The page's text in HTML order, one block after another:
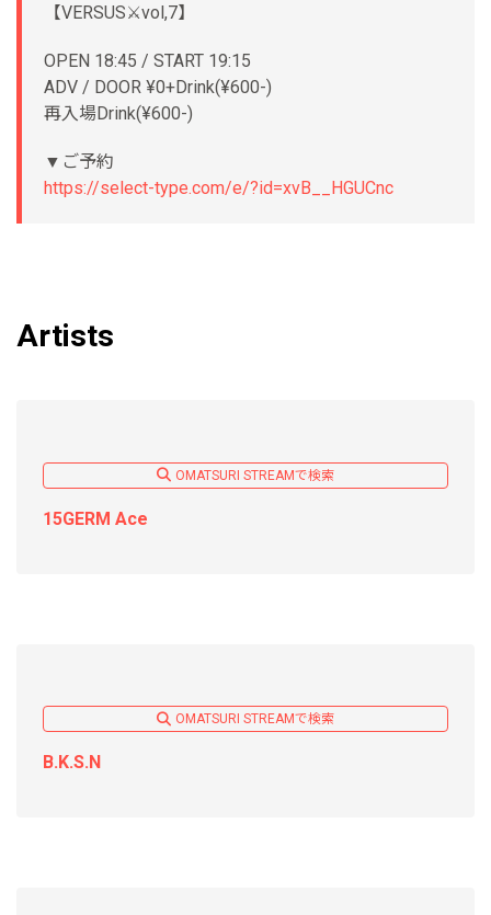
【VERSUS⚔️vol,7】
OPEN 18:45 / START 19:15
ADV / DOOR ¥0+Drink(¥600-)
再入場Drink(¥600-)
▼ご予約
https://select-type.com/e/?id=xvB__HGUCnc
Artists
OMATSURI STREAMで検索
15GERM Ace
OMATSURI STREAMで検索
B.K.S.N